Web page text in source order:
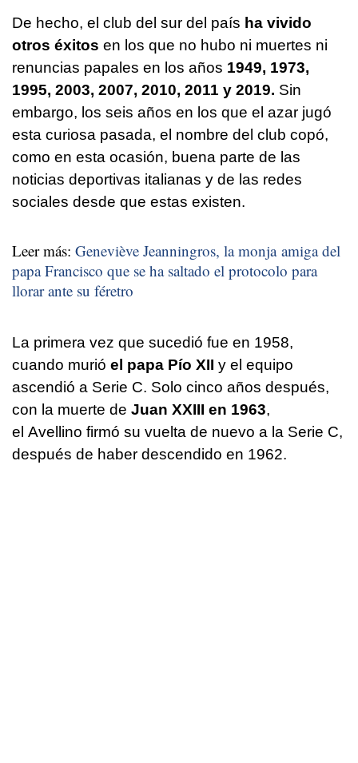
De hecho, el club del sur del país ha vivido
otros éxitos en los que no hubo ni muertes ni
renuncias papales en los años 1949, 1973,
1995, 2003, 2007, 2010, 2011 y 2019. Sin
embargo, los seis años en los que el azar jugó
esta curiosa pasada, el nombre del club copó,
como en esta ocasión, buena parte de las
noticias deportivas italianas y de las redes
sociales desde que estas existen.
Leer más: Geneviève Jeanningros, la monja amiga del
papa Francisco que se ha saltado el protocolo para
llorar ante su féretro
La primera vez que sucedió fue en 1958,
cuando murió el papa Pío XII y el equipo
ascendió a Serie C. Solo cinco años después,
con la muerte de Juan XXIII en 1963,
el Avellino firmó su vuelta de nuevo a la Serie C,
después de haber descendido en 1962.